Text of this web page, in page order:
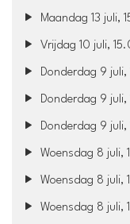
Maandag 13 juli,
Vrijdag 10 juli,
Donderdag 9
Donderdag 9
Donderdag 9
Woensdag 8 juli,
Woensdag 8 juli,
Woensdag 8 juli,